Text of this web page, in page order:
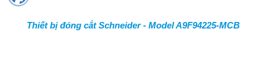
Thiết bị đóng cắt Schneider - Model A9F94225-MCB